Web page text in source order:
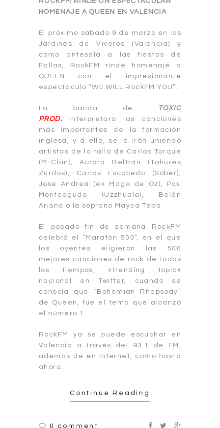
HOMENAJE A QUEEN EN VALENCIA
El próximo sábado 9 de marzo en los
Jardines de Viveros (Valencia) y
como antesala a las fiestas de
Fallas, RockFM rinde homenaje a
QUEEN con el impresionante
espectáculo “WE WILL RockFM YOU”.
La banda de
TOXIC
PROD.
interpretará las canciones
más importantes de la formación
inglesa, y a ella, se le irán uniendo
artistas de la talla de Carlos Tarque
(M-Clan), Aurora Beltrán (Tahúres
Zurdos), Carlos Escobedo (Sôber),
José Andrea (ex Mägo de Oz), Pau
Monteagudo (Uzzhuaïa), Belén
Arjona o la soprano Mayca Teba.
El pasado fin de semana RockFM
celebró el “Maratón 500”, en el que
los oyentes eligieron las 500
mejores canciones de rock de todos
los tiempos, «trending topic»
nacional en Twitter, cuando se
conocía que “Bohemian Rhapsody”
de Queen, fue el tema que alcanzó
el número 1.
RockFM ya se puede escuchar en
Valencia a través del 93.1 de FM,
además de en Internet, como hasta
ahora.
Continue Reading
0 comment